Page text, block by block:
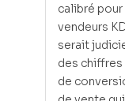
calibré
vendeurs
serait
des chiffres
de